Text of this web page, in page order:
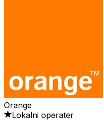
Orange
Lokalni operater